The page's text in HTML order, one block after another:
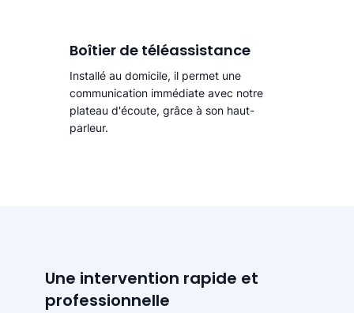
Boîtier de téléassistance
Installé au domicile, il permet une
communication immédiate avec notre
plateau d'écoute, grâce à son haut-
parleur.
Une intervention rapide et
professionnelle